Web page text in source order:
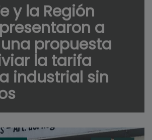
y la Región
a
propuesta
la tarifa
industrial sin